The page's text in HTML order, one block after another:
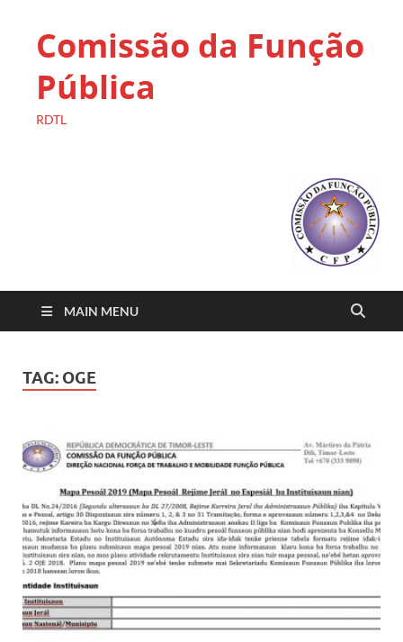
Comissão da Função
Pública
RDTL
MAIN MENU
TAG: OGE